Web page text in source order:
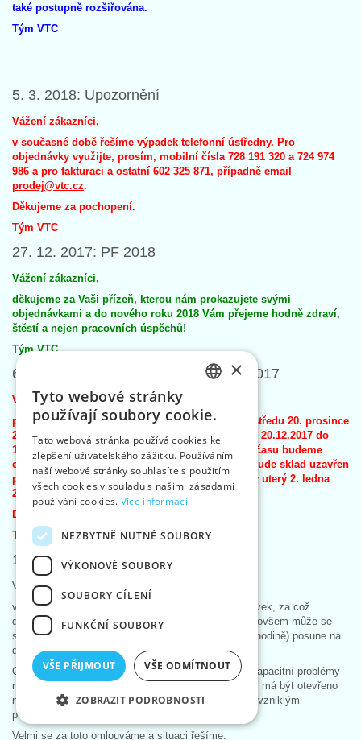
také postupně rozšiřována.
Tým VTC
5. 3. 2018: Upozornění
Vážení zákazníci,
v současné době řešíme výpadek telefonní ústředny. Pro
objednávky využijte, prosím, mobilní čísla 728 191 320 a 724 974
986 a pro fakturaci a ostatní 602 325 871, případně email
prodej@vtc.cz.
Děkujeme za pochopení.
Tým VTC
27. 12. 2017: PF 2018
Vážení zákazníci,
děkujeme za Vaši přízeň, kterou nám prokazujete svými
objednávkami a do nového roku 2018 Vám přejeme hodně zdraví,
štěstí a nejen pracovních úspěchů!
Tým VTC
6. 12. 2017: Expedice v závěru roku 2017
Vážení zákazníci,
poslední expedice zboží ze skladu proběhne ve středu 20. prosince
2017 a objednávky z e-shopu budeme přijímat do 20.12.2017 do
12:00 hodin. Objednávky přijaté po tomto datu a času budeme
expedovat až v roce 2018. Od 21. prosince 2017 bude sklad uzavřen
pro inventuru zboží. Znovu začneme expedovat v uterý 2. ledna
2018.
Děkujeme za pochopení.
Tým VTC
16. 11. 2017: Opoždění zásilek
Vážení zákazníci,
v současné době evidujeme enormní nárůst objednávek, za což
děkujeme a snažíme se je vyřídit v obvyklém čase, ovšem může se
stát, že se vyřízení (zejména u objednávek po 13té hodině) posune na
další pracovní den.
Obdobně je to u našeho přepravce Geis, který řeší kapacitní problémy
na centrálním překladišti, ovšem během několika dní má být otevřeno
nové centrální překladiště a tím by se mělo zamezit vzniklým
problémům s jednodenním opožděným doručením.
Velmi se za toto omlouváme a situaci řešíme.
ENGLISH
GERMAN
×
Tyto webové stránky
používají soubory cookie.
Tato webová stránka používá cookies ke
zlepšení uživatelského zážitku. Používáním
naší webové stránky souhlasíte s použitím
všech cookies v souladu s našimi zásadami
používání cookies. Více informací
NEZBYTNĚ NUTNÉ SOUBORY
VÝKONOVÉ SOUBORY
SOUBORY CÍLENÍ
FUNKČNÍ SOUBORY
VŠE PŘIJMOUT VŠE ODMÍTNOUT
ZOBRAZIT PODROBNOSTI